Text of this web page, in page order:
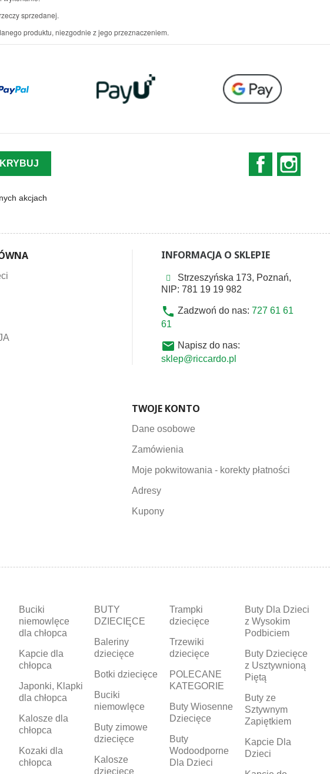
sprzedanej.
produktu, niezgodnie z jego przeznaczeniem.
akcjach
Facebook
INFORMACJA O SKLEPIE
Strzeszyńska 173, Poznań,
NIP: 781 19 19 982
phone Zadzwoń do nas: 727 61 61
61
email Napisz do nas:
sklep@riccardo.pl
TWOJE KONTO
Dane osobowe
Zamówienia
Moje pokwitowania - korekty płatności
Adresy
Kupony
Buciki
niemowlęce
dla chłopca
Kapcie dla
chłopca
Japonki, Klapki
dla chłopca
Kalosze dla
chłopca
Kozaki dla
chłopca
BUTY
DZIECIĘCE
Baleriny
dziecięce
Botki dziecięce
Buciki
niemowlęce
Buty zimowe
dziecięce
Kalosze
dziecięce
Trampki
dziecięce
Trzewiki
dziecięce
POLECANE
KATEGORIE
Buty Wiosenne
Dziecięce
Buty
Wodoodporne
Dla Dzieci
Buty Dla Dzieci
z Wysokim
Podbiciem
Buty Dziecięce
z Usztywnioną
Piętą
Buty ze
Sztywnym
Zapiętkiem
Kapcie Dla
Dzieci